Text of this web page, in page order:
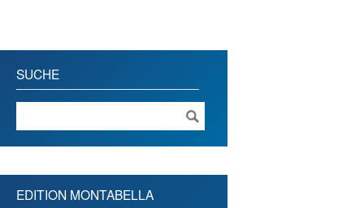
SUCHE
EDITION MONTABELLA